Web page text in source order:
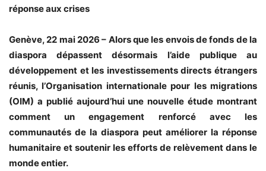
réponse aux crises
Genève, 22 mai 2026 – Alors que les envois de fonds de la
diaspora dépassent désormais l’aide publique au
développement et les investissements directs étrangers
réunis, l’Organisation internationale pour les migrations
(OIM) a publié aujourd’hui une nouvelle étude montrant
comment un engagement renforcé avec les
communautés de la diaspora peut améliorer la réponse
humanitaire et soutenir les efforts de relèvement dans le
monde entier.